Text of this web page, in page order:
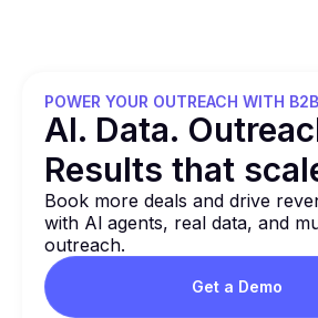
POWER YOUR OUTREACH WITH
Al. Data.
Results that
Book more deals and drive
with Al agents, real data, and
outreach.
Get a Demo